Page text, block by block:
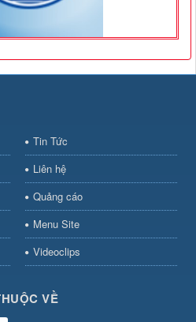
Tin Tức
Liên hệ
Quảng cáo
Menu Site
Videoclips
VỀ